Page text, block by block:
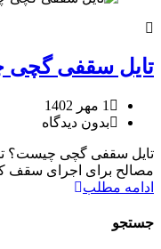
تایل سقفی
1 مهر 1402
بدون دیدگاه
تایل سقفی گچی چیست؟
مصالح برای اجرای سقف
ادامه مطلب
جستجو